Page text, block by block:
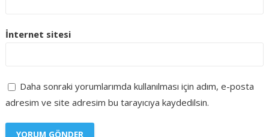
İnternet sitesi
Daha sonraki yorumlarımda kullanılması için adım, e-posta
adresim ve site adresim bu tarayıcıya kaydedilsin.